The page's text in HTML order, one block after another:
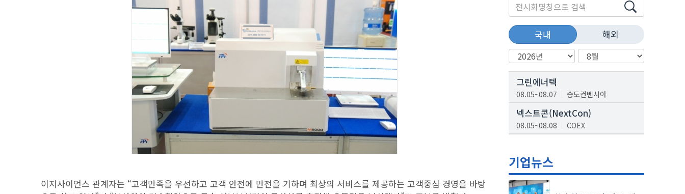
이지사이언스 관계자는 “고객만족을 우선하고 고객 안전에 만전을 기하며 최상의 서비스를 제공하는 고객중심 경영을 바탕
국내 해외
그린에너텍
08.05~08.07 송도컨벤시아
넥스트콘(NextCon)
08.05~08.08 COEX
08.19~08.21
K-PRINT
08.19~08.22
기업뉴스